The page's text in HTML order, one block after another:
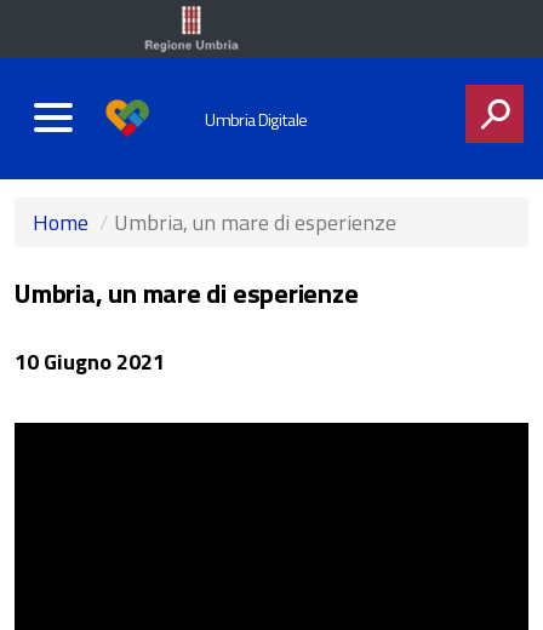
Umbria Digitale
Home Umbria, un mare di esperienze
Umbria, un mare di esperienze
10 Giugno 2021